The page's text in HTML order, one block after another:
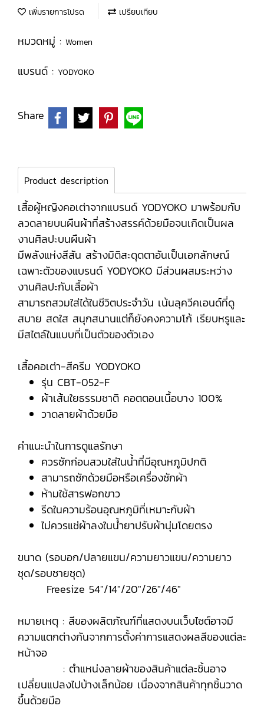
เพิ่มรายการโปรด เปรียบเทียบ
หมวดหมู่ : Women
แบรนด์ : YODYOKO
Share
Product description
เสื้อผู้หญิงคอเต่าจากแบรนด์ YODYOKO มาพร้อมกับ
ลวดลายบนผืนผ้าที่สร้างสรรค์ด้วยมือจนเกิดเป็นผล
งานศิลปะบนผืนผ้า
มีพลังแห่งสีสัน สร้างมิติสะดุดตาอันเป็นเอกลักษณ์
เฉพาะตัวของแบรนด์ YODYOKO มีส่วนผสมระหว่าง
งานศิลปะกับเสื้อผ้า
สามารถสวมใส่ได้ในชีวิตประจำวัน เน้นลุควีคเอนด์ที่ดู
สบาย สดใส สนุกสนานแต่ก็ยังคงความโก้ เรียบหรูและ
มีสไตล์ในแบบที่เป็นตัวของตัวเอง
เสื้อคอเต่า-สีครีม YODYOKO
รุ่น CBT-052-F
ผ้าเส้นใยธรรมชาติ คอตตอนเนื้อบาง 100%
วาดลายผ้าด้วยมือ
คำแนะนำในการดูแลรักษา
ควรซักก่อนสวมใส่ในน้ำที่มีอุณหภูมิปกติ
สามารถซักด้วยมือหรือเครื่องซักผ้า
ห้ามใช้สารฟอกขาว
รีดในความร้อนอุณหภูมิที่เหมาะกับผ้า
ไม่ควรแช่ผ้าลงในน้ำยาปรับผ้านุ่มโดยตรง
ขนาด (รอบอก/ปลายแขน/ความยาวแขน/ความยาว
ชุด/รอบชายชุด)
Freesize 54"/14"/20"/26"/46"
หมายเหตุ : สีของผลิตภัณฑ์ที่แสดงบนเว็บไซต์อาจมี
ความแตกต่างกันจากการตั้งค่าการแสดงผลสีของแต่ละ
หน้าจอ
: ตำแหน่งลายผ้าของสินค้าแต่ละชิ้นอาจ
เปลี่ยนแปลงไปบ้างเล็กน้อย เนื่องจากสินค้าทุกชิ้นวาด
ขึ้นด้วยมือ